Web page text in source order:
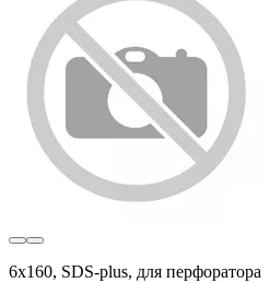
6x160, SDS-plus, для перфоратора